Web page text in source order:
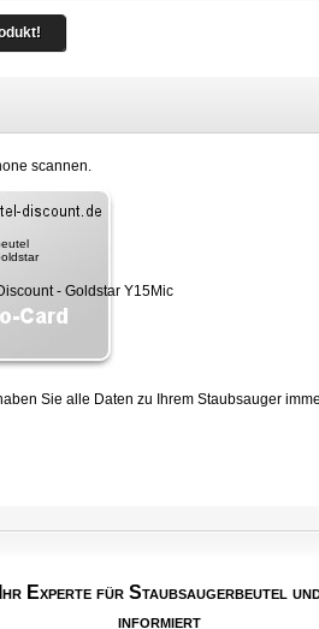
scannen.
Sie alle Daten zu Ihrem Staubsauger
Experte für Staubsaugerbeutel
informiert